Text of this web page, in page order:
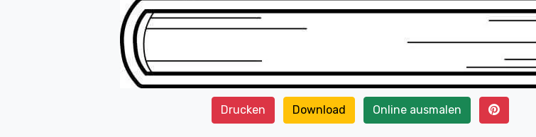
Drucken Download Online ausmalen